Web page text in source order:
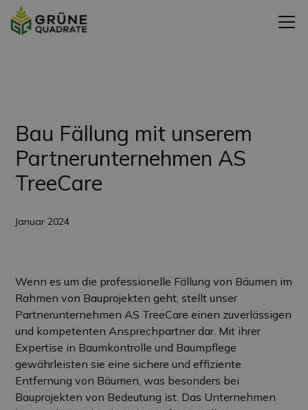
Bau Fällung mit unserem
Partnerunternehmen AS
TreeCare
Januar 2024
Wenn es um die professionelle Fällung von Bäumen im
Rahmen von Bauprojekten geht, stellt unser
Partnerunternehmen AS TreeCare einen zuverlässigen
und kompetenten Ansprechpartner dar. Mit ihrer
Expertise in Baumkontrolle und Baumpflege
gewährleisten sie eine sichere und effiziente
Entfernung von Bäumen, was besonders bei
Bauprojekten von Bedeutung ist. Das Unternehmen